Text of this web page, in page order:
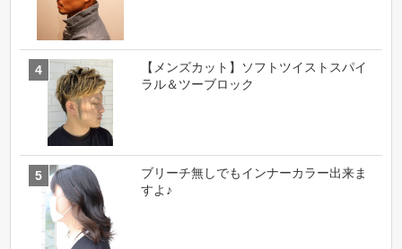
【メンズカット】ソフトツイストスパイ
ラル＆ツーブロック
ブリーチ無しでもインナーカラー出来ま
すよ♪